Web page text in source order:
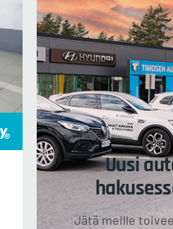
Uusi
Jätä meille